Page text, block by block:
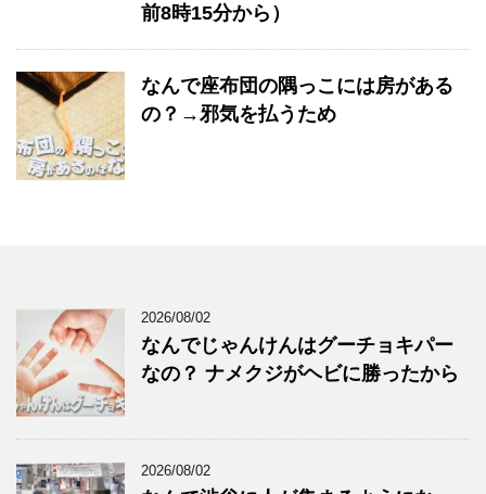
前8時15分から）
なんで座布団の隅っこには房がある
の？→邪気を払うため
2026/08/02
なんでじゃんけんはグーチョキパー
なの？ ナメクジがヘビに勝ったから
2026/08/02